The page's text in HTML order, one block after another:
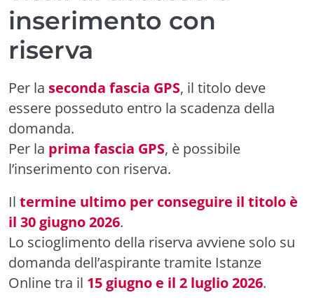
inserimento con
riserva
Per la seconda fascia GPS, il titolo deve
essere posseduto entro la scadenza della
domanda.
Per la prima fascia GPS, è possibile
l’inserimento con riserva.
Il termine ultimo per conseguire il titolo è
il 30 giugno 2026.
Lo scioglimento della riserva avviene solo su
domanda dell’aspirante tramite Istanze
Online tra il 15 giugno e il 2 luglio 2026.